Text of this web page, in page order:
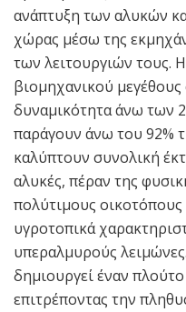
ανάπτυξη των αλυκών
χώρας μέσω της
των λειτουργιών τους. Η
βιομηχανικού
δυναμικότητα άνω των
παράγουν άνω του 92%
καλύπτουν συνολική
αλυκές, πέραν της
πολύτιμους
υγροτοπικά
υπεραλμυρούς
δημιουργεί έναν
επιτρέποντας την